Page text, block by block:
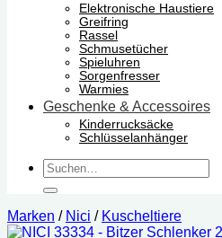
Elektronische Haustiere
Greifring
Rassel
Schmusetücher
Spieluhren
Sorgenfresser
Warmies
Geschenke & Accessoires
Kinderrucksäcke
Schlüsselanhänger
Suchen
nach:
Marken / Nici / Kuscheltiere